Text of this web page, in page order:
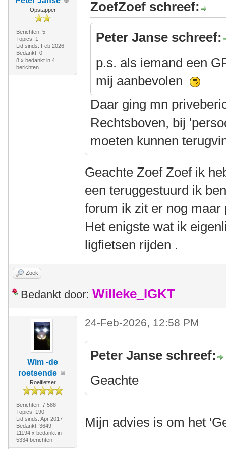
Opstapper
Berichten: 5
Topics: 1
Lid sinds: Feb 2026
Bedankt: 0
8 x bedankt in 4
berichten
ZoefZoef schreef:
Peter Janse schreef:
p.s. als iemand een
mij aanbevolen
Daar ging mn
Rechtsboven, bij
moeten kunnen
Geachte Zoef Zoef ik
een teruggestuurd ik
forum ik zit er nog maar
Het enigste wat ik
ligfietsen rijden .
Zoek
Bedankt door: Willeke_IGKT
Wim -de
roetsende
Roeifietser
Berichten: 7.588
Topics: 190
Lid sinds: Apr 2017
Bedankt: 3649
11194 x bedankt in
5334 berichten
24-Feb-2026, 12:58 PM
Peter Janse schreef:
Geachte
Mijn advies is om het